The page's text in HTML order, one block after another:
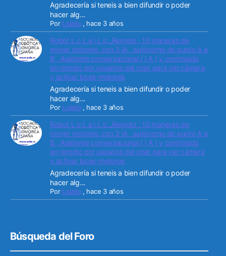
Agradecería si teneis a bien difundir o poder
hacer alg...
Por Lolailo , hace 3 años
Robot L o L a i L o _Remoto : 10 maneras de
mover motores. con 3 IA , autónomo de punto A a
B , Asistente conversacional ( I A ) y controlado
en remoto por usuarios del chat para ver cámara
y activar luces-motores
Agradecería si teneis a bien difundir o poder
hacer alg...
Por Lolailo , hace 3 años
Robot L o L a i L o _Remoto : 10 maneras de
mover motores. con 3 IA , autónomo de punto A a
B , Asistente conversacional ( I A ) y controlado
en remoto por usuarios del chat para ver cámara
y activar luces-motores
Agradecería si teneis a bien difundir o poder
hacer alg...
Por Lolailo , hace 3 años
Búsqueda del Foro